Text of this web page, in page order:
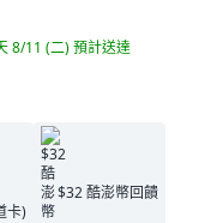
8/11 (二)預計送達
卡)
$32 酷澎幣回饋